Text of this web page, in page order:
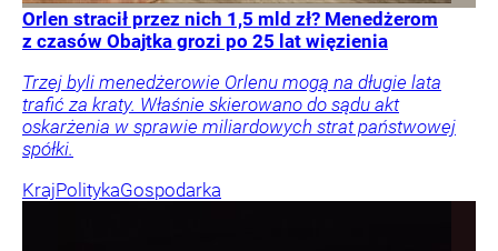
Orlen stracił przez nich 1,5 mld zł? Menedżerom
z czasów Obajtka grozi po 25 lat więzienia
Trzej byli menedżerowie Orlenu mogą na długie lata
trafić za kraty. Właśnie skierowano do sądu akt
oskarżenia w sprawie miliardowych strat państwowej
spółki.
KrajPolitykaGospodarka